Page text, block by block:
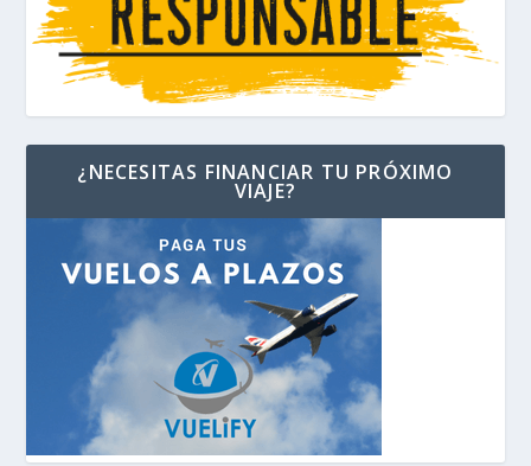
¿NECESITAS FINANCIAR TU PRÓXIMO
VIAJE?